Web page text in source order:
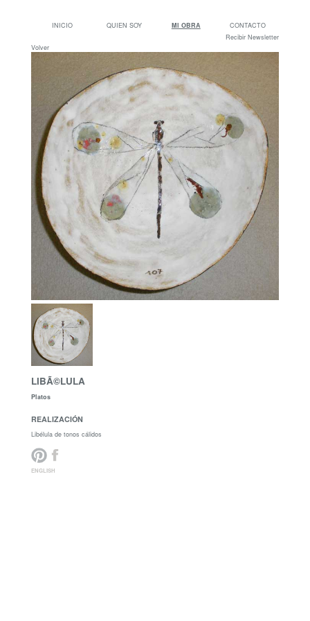
INICIO QUIEN SOY MI OBRA
CONTACTO
Recibir Newsletter
Volver
LIBÃ©LULA
Platos
REALIZACIÓN
Libélula de tonos cálidos
ENGLISH